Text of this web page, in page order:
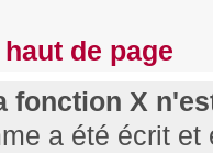
de page
fonction X
a été écrit